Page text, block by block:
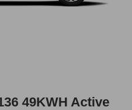
49KWH Active